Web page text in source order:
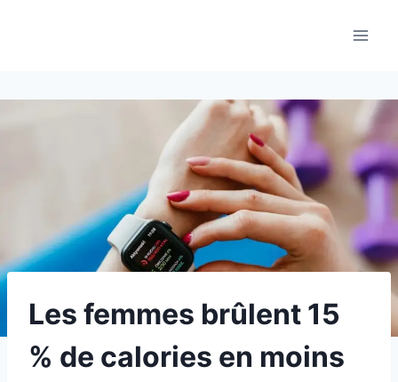
Les femmes brûlent 15
% de calories en moins